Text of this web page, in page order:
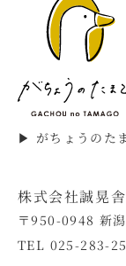
▶︎ がちょうのた
株式会社誠晃舎
〒950-0948 新
TEL 025-283-